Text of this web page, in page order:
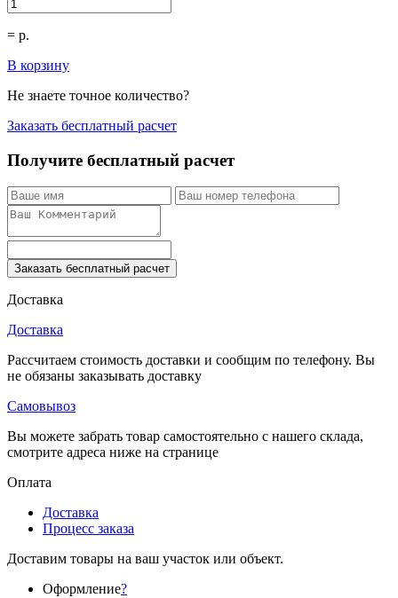
= р.
В корзину
Не знаете точное количество?
Заказать бесплатный расчет
Получите бесплатный расчет
Заказать бесплатный расчет
Доставка
Доставка
Рассчитаем стоимость доставки и сообщим по телефону. Вы
не обязаны заказывать доставку
Самовывоз
Вы можете забрать товар самостоятельно с нашего склада,
смотрите адреса ниже на странице
Оплата
Доставка
Процесс заказа
Доставим товары на ваш участок или объект.
Оформление?